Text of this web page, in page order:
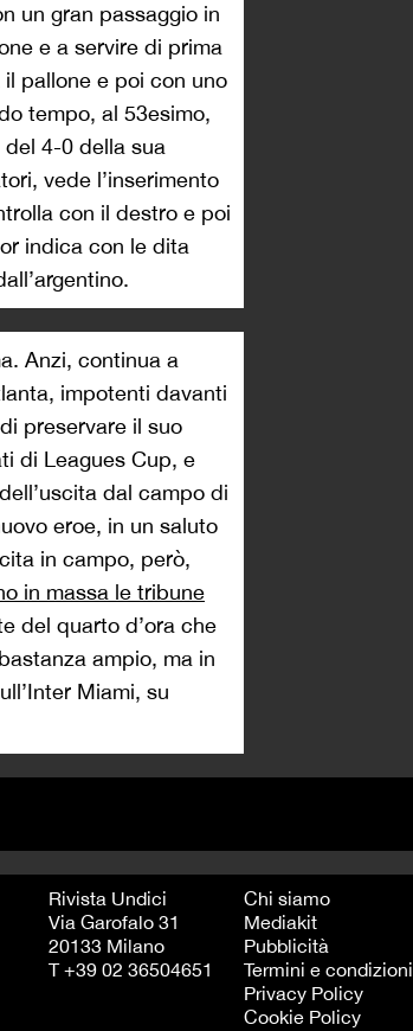
un gran passaggio in
e a servire di prima
pallone e poi con uno
tempo, al 53esimo,
4-0 della sua
vede l’inserimento
con il destro e poi
indica con le dita
Anzi, continua a
impotenti davanti
preservare il suo
di Leagues Cup, e
dal campo di
eroe, in un saluto
in campo, però,
in massa le tribune
del quarto d’ora che
ampio, ma in
Miami, su
Rivista Undici
Via Garofalo 31
20133 Milano
T +39 02 36504651
Chi siamo
Mediakit
Pubblicità
Termini e condizioni
Privacy Policy
Cookie Policy